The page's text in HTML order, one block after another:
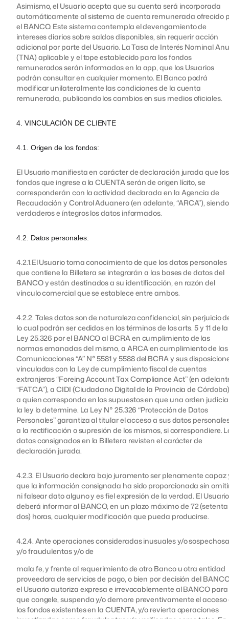
Asimismo, el Usuario acepta que su cuenta será incorporada
automáticamente al sistema de cuenta remunerada ofrecido
el BANCO. Este sistema contempla el devengamiento de
intereses diarios sobre saldos disponibles, sin requerir acción
adicional por parte del Usuario. La Tasa de Interés Nominal
(TNA) aplicable y el tope establecido para los fondos
remunerados serán informados en la app, que los Usuarios
podrán consultar en cualquier momento. El Banco podrá
modificar unilateralmente las condiciones de la cuenta
remunerada, publicando los cambios en sus medios oficiales.
4. VINCULACIÓN DE CLIENTE
4.1. Origen de los fondos:
El Usuario manifiesta en carácter de declaración jurada que los
fondos que ingrese a la CUENTA serán de origen lícito, se
corresponderán con la actividad declarada en la Agencia de
Recaudación y Control Aduanero (en adelante, “ARCA”), siendo
verdaderos e íntegros los datos informados.
4.2. Datos personales:
4.2.1.El Usuario toma conocimiento de que los datos personales
que contiene la Billetera se integrarán a las bases de datos del
BANCO y están destinados a su identificación, en razón del
vínculo comercial que se establece entre ambos.
4.2.2. Tales datos son de naturaleza confidencial, sin perjuicio
lo cual podrán ser cedidos en los términos de los arts. 5 y 11 de la
Ley 25.326 por el BANCO al BCRA en cumplimiento de las
normas emanadas del mismo, a ARCA en cumplimiento de las
Comunicaciones “A” N° 5581 y 5588 del BCRA y sus
vinculadas con la Ley de cumplimiento fiscal de cuentas
extranjeras “Foreing Account Tax Compliance Act” (en
“FATCA”), a CIDI (Ciudadano Digital de la Provincia de
a quien corresponda en los supuestos en que una orden
la ley lo determine. La Ley N° 25.326 “Protección de Datos
Personales” garantiza al titular el acceso a sus datos
a la rectificación o supresión de los mismos, si correspondiere.
datos consignados en la Billetera revisten el carácter de
declaración jurada.
4.2.3. El Usuario declara bajo juramento ser plenamente capaz
que la información consignada ha sido proporcionada sin
ni falsear dato alguno y es fiel expresión de la verdad. El Usuario
deberá informar al BANCO, en un plazo máximo de 72
dos) horas, cualquier modificación que pueda producirse.
4.2.4. Ante operaciones consideradas inusuales y/o
y/o fraudulentas y/o de
mala fe, y frente al requerimiento de otro Banco u otra entidad
proveedora de servicios de pago, o bien por decisión del
el Usuario autoriza expresa e irrevocablemente al BANCO para
que congele, suspenda y/o demore preventivamente el acceso
los fondos existentes en la CUENTA, y/o revierta operaciones